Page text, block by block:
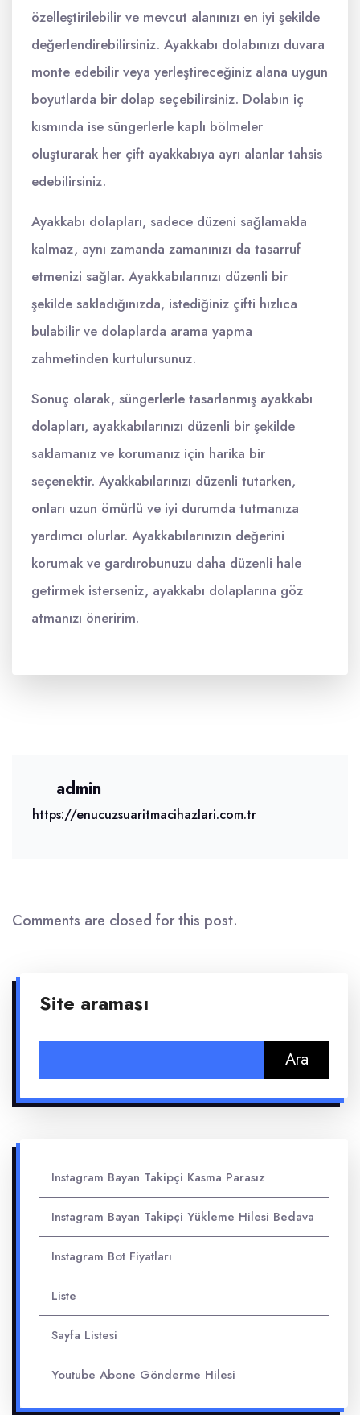
özelleştirilebilir ve mevcut alanınızı en iyi şekilde
değerlendirebilirsiniz. Ayakkabı dolabınızı duvara
monte edebilir veya yerleştireceğiniz alana uygun
boyutlarda bir dolap seçebilirsiniz. Dolabın iç
kısmında ise süngerlerle kaplı bölmeler
oluşturarak her çift ayakkabıya ayrı alanlar tahsis
edebilirsiniz.
Ayakkabı dolapları, sadece düzeni sağlamakla
kalmaz, aynı zamanda zamanınızı da tasarruf
etmenizi sağlar. Ayakkabılarınızı düzenli bir
şekilde sakladığınızda, istediğiniz çifti hızlıca
bulabilir ve dolaplarda arama yapma
zahmetinden kurtulursunuz.
Sonuç olarak, süngerlerle tasarlanmış ayakkabı
dolapları, ayakkabılarınızı düzenli bir şekilde
saklamanız ve korumanız için harika bir
seçenektir. Ayakkabılarınızı düzenli tutarken,
onları uzun ömürlü ve iyi durumda tutmanıza
yardımcı olurlar. Ayakkabılarınızın değerini
korumak ve gardırobunuzu daha düzenli hale
getirmek isterseniz, ayakkabı dolaplarına göz
atmanızı öneririm.
admin
https://enucuzsuaritmacihazlari.com.tr
Comments are closed for this post.
Site araması
Instagram Bayan Takipçi Kasma Parasız
Instagram Bayan Takipçi Yükleme Hilesi Bedava
Instagram Bot Fiyatları
Liste
Sayfa Listesi
Youtube Abone Gönderme Hilesi